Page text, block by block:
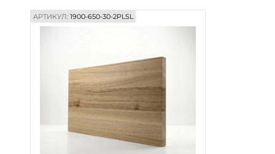
АРТИКУЛ:1900-650-30-2PLSL